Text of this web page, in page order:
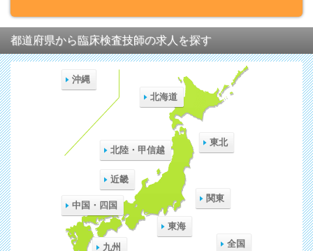
都道府県から臨床検査技師の求人を探す
全国
北海道
東北
関東
北陸・甲信越
東海
近畿
中国・四国
九州
沖縄